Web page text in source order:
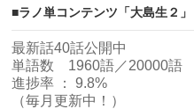
■ラノ単コンテンツ「大島生２」
最新話40話公開中
単語数 1960語／20000語
進捗率 ： 9.8%
（毎月更新中！）